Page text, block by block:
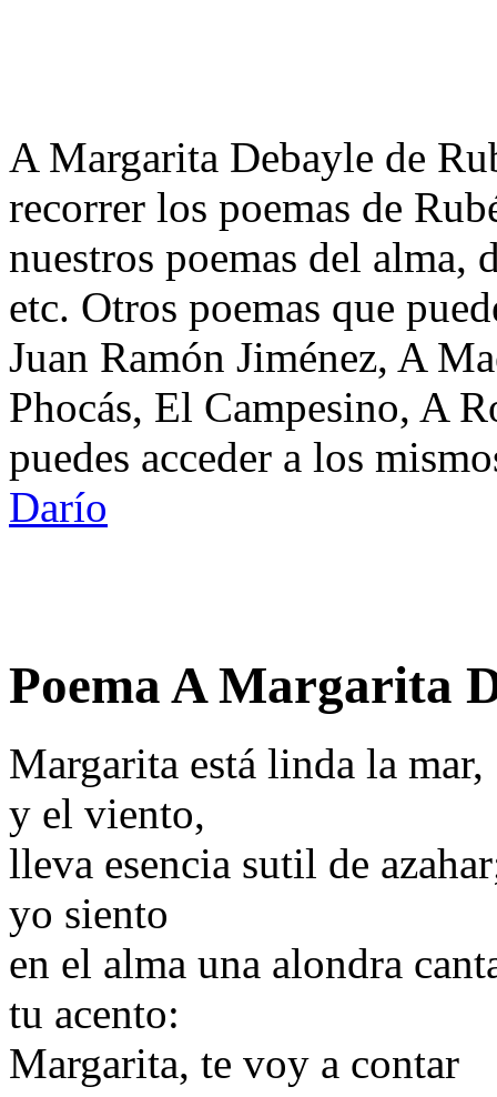
A Margarita Debayle de
recorrer los poemas de
nuestros poemas del alma,
etc. Otros poemas que
Juan Ramón Jiménez, A
Phocás, El Campesino, A
puedes acceder a los
Darío
Poema A Margarita
Margarita está linda la mar,
y el viento,
lleva esencia sutil de
yo siento
en el alma una alondra
tu acento:
Margarita, te voy a contar